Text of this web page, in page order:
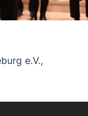
e.V.,